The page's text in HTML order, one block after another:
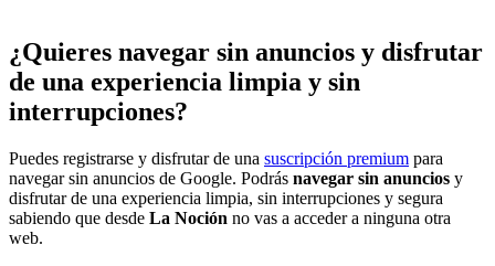
¿Quieres navegar sin anuncios y disfrutar
de una experiencia limpia y sin
interrupciones?
Puedes registrarse y disfrutar de una suscripción premium para
navegar sin anuncios de Google. Podrás navegar sin anuncios y
disfrutar de una experiencia limpia, sin interrupciones y segura
sabiendo que desde La Noción no vas a acceder a ninguna otra
web.